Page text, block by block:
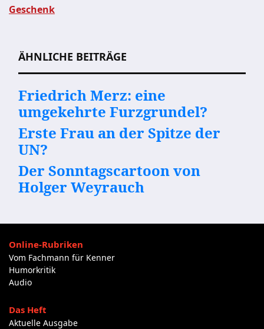
Beitragsnavigation
Geschenk
ÄHNLICHE BEITRÄGE
Friedrich Merz: eine
umgekehrte Furzgrundel?
Erste Frau an der Spitze der
UN?
Der Sonntagscartoon von
Holger Weyrauch
Online-Rubriken
Vom Fachmann für Kenner
Humorkritik
Audio
Das Heft
Aktuelle Ausgabe